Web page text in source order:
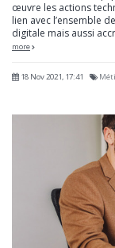
œuvre les actions
lien avec l’ensemble
digitale mais aussi
more
18 Nov 2021, 17:41